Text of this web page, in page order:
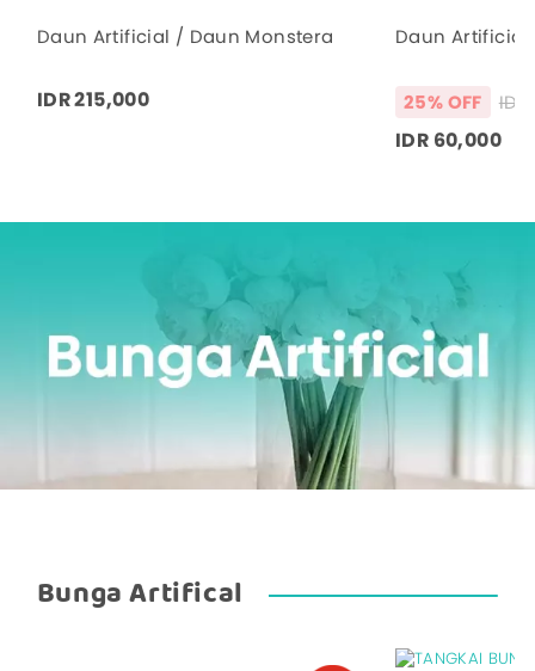
Daun Artificial / Daun Monstera
IDR 215,000
Daun
25% OFF
IDR 60,000
Bunga Artifical